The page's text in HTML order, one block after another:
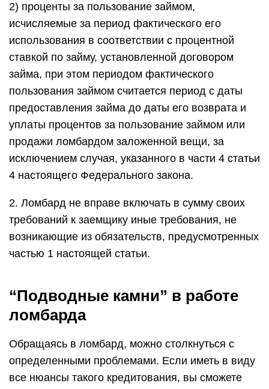
2) проценты за пользование займом,
исчисляемые за период фактического его
использования в соответствии с процентной
ставкой по займу, установленной договором
займа, при этом периодом фактического
пользования займом считается период с даты
предоставления займа до даты его возврата и
уплаты процентов за пользование займом или
продажи ломбардом заложенной вещи, за
исключением случая, указанного в части 4 статьи
4 настоящего Федерального закона.
2. Ломбард не вправе включать в сумму своих
требований к заемщику иные требования, не
возникающие из обязательств, предусмотренных
частью 1 настоящей статьи.
“Подводные камни” в работе
ломбарда
Обращаясь в ломбард, можно столкнуться с
определенными проблемами. Если иметь в виду
все нюансы такого кредитования, вы сможете